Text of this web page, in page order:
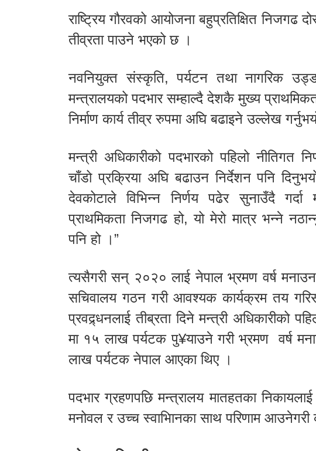
राष्ट्रिय गौरवको आयोजना बहुप्रतिक्षित निजगढ
तीव्रता पाउने भएको छ ।
नवनियुक्त संस्कृति, पर्यटन तथा नागरिक
मन्त्रालयको पदभार सम्हाल्दै देशकै मुख्य
निर्माण कार्य तीव्र रुपमा अघि बढाइने उल्लेख
मन्त्री अधिकारीको पदभारको पहिलो नीतिगत
चाँडो प्रक्रिया अघि बढाउन निर्देशन पनि
देवकोटाले विभिन्न निर्णय पढेर सुनाउँदै गर्दा
प्राथमिकता निजगढ हो, यो मेरो मात्र भन्ने
पनि हो ।”
त्यसैगरी सन् २०२० लाई नेपाल भ्रमण वर्ष मनाउन
सचिवालय गठन गरी आवश्यक कार्यक्रम तय
प्रवद्र्धनलाई तीब्रता दिने मन्त्री अधिकारीको
मा १५ लाख पर्यटक पु¥याउने गरी भ्रमण वर्ष
लाख पर्यटक नेपाल आएका थिए ।
पदभार ग्रहणपछि मन्त्रालय मातहतका
मनोवल र उच्च स्वाभिानका साथ परिणाम आउनेगरी